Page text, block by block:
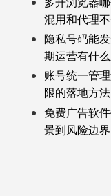
混用和代理
隐私号码能
期运营有什
账号统一管
限的落地方法
免费广告软
景到风险边界